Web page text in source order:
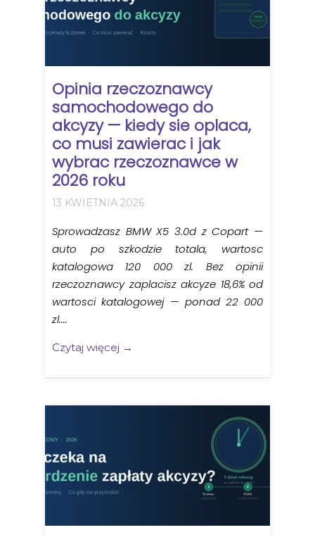
Opinia rzeczoznawcy
samochodowego do
akcyzy — kiedy sie oplaca,
co musi zawierac i jak
wybrac rzeczoznawce w
2026 roku
13 KWIETNIA 2026
Sprowadzasz BMW X5 3.0d z Copart —
auto po szkodzie totala, wartosc
katalogowa 120 000 zl. Bez opinii
rzeczoznawcy zaplacisz akcyze 18,6% od
wartosci katalogowej — ponad 22 000
zl....
Czytaj więcej →